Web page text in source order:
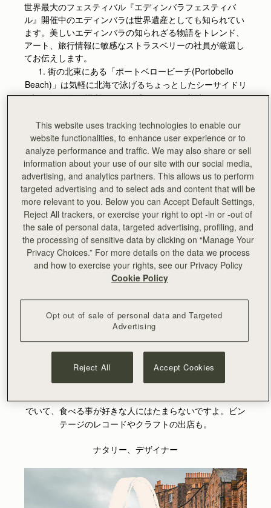
世界最大のフェスティバル『エディンバラフェスティバ
ル』開催中のエディンバラは世界遺産としても知られてい
ます。美しいエディンバラの知られざる物語をトレンド、
アート、旅行情報に敏感なストラスベリーの社員が厳選し
てお伝えします。
1. 街の北東にある「ポートベロービーチ(Portobello
Beach)」は気軽に北海で泳げるちょっとしたシーサイドリ
ゾートのような場所。トルコ式のスパや、美味しいコーヒ
するのがオススメです。
リンジー、マーケティング担当
------
2. 街の目抜き通りでフェスティバルの中心地『ロイヤルマ
イル』の人混みに疲れたら、ロイヤルマイルから幾つも枝
のように伸びる無数の袋小路「クローズ(Close)」を覗いて
みて。12世紀の街の雰囲気を彷彿とさせるクローズは一つ
一つが小さな中庭、博物館、バー、昔ながらの居住地など
独特。特におすすめは17世紀の庭園が隠れているDunber’s
Close。人混みに疲れたらコーヒーやサンドイッチを持っ
英子、日本PR担当
------
3. 街の北側ニュータウンの縁に位置する小洒落たエリア、
「ストックブリッジ(Stockbridge)」で日曜に開催されるフ
でいて、食べる事が好きな人にはたまらないですよ。ビン
テージのレコードやクラフトの出店も。
ナタリー、デザイナー
This website uses tracking technologies to enable our
website functionalities, to enhance user experience or to
analyze performance and traffic. We may also share or sell
information about your use of our site with our social media,
advertising, and analytics partners. This allows us to perform
targeted advertising and to select ads and content that will be
more relevant to you. Below you can Accept Default Settings,
Reject All trackers, or exercise your right to opt -in or -out of
the sale of personal data, targeted advertising, profiling, and
the processing of sensitive data by clicking on “Manage Your
Privacy Choices.” For more details on the data we process
and how to exercise your rights, see our Privacy Policy
Cookie Policy
Opt out of sale of personal data and Targeted
Advertising
Reject All Accept Cookies